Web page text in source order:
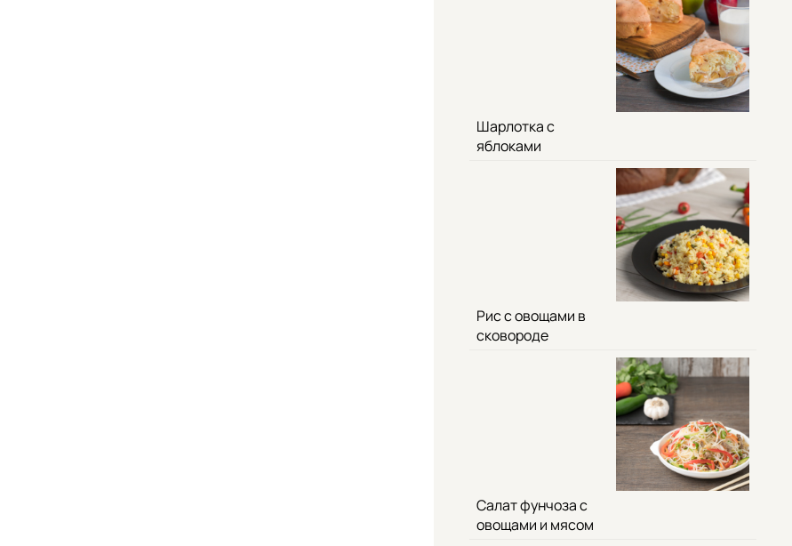
Шарлотка с
яблоками
Рис с овощами в
сковороде
Салат фунчоза с
овощами и мясом